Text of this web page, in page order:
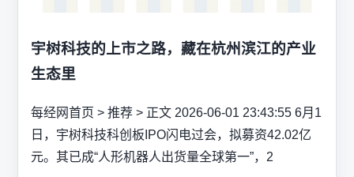
宇树科技的上市之路，藏在杭州滨江的产业
生态里
每经网首页 > 推荐 > 正文 2026-06-01 23:43:55 6月1
日，宇树科技科创板IPO闪电过会，拟募资42.02亿
元。其已成“人形机器人出货量全球第一”，2